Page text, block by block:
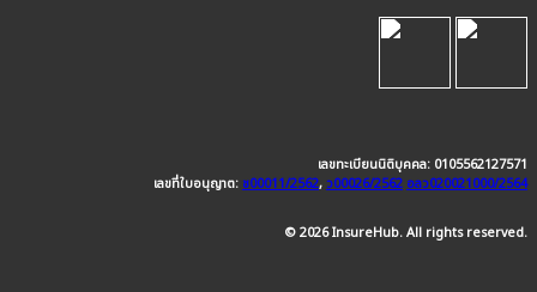
เลขทะเบียนนิติบุคคล: 0105562127571
เลขที่ใบอนุญาต: ช00011/2562,ว00026/2562 อลว020021000/2564
© 2026 InsureHub. All rights reserved.